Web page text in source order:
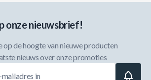
onze nieuwsbrief!
op de hoogte van nieuwe producten
nieuws over onze promoties